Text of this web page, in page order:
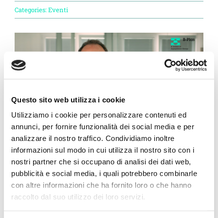
Questo sito web utilizza i cookie
Utilizziamo i cookie per personalizzare contenuti ed
annunci, per fornire funzionalità dei social media e per
analizzare il nostro traffico. Condividiamo inoltre
informazioni sul modo in cui utilizza il nostro sito con i
nostri partner che si occupano di analisi dei dati web,
pubblicità e social media, i quali potrebbero combinarle
con altre informazioni che ha fornito loro o che hanno
raccolto dal suo utilizzo dei loro servizi.
Progetto Cross Life
Download
Lavora con noi
Contatti
Vai a Diemme Filtration
Categories:Eventi
B-Plas partecipa all’evento diLabelab:
manifestazione tecnico-scientifica e festival
culturale riguardante il tema di rifiuti, acqua,
energia, bonifiche e sostenibilità ambientale